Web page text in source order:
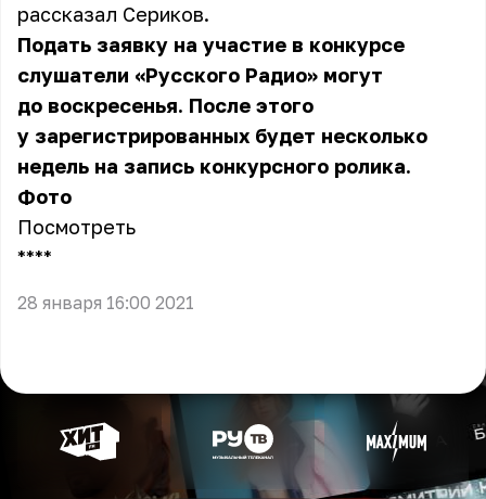
рассказал Сериков.
Подать заявку на участие в конкурсе
слушатели «Русского Радио» могут
до воскресенья. После этого
у зарегистрированных будет несколько
недель на запись конкурсного ролика.
Фото
Посмотреть
** **
28 января 16:00 2021